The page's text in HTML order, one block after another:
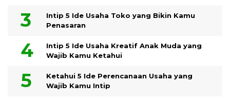
Intip 5 Ide Usaha Toko yang Bikin Kamu
Penasaran
Intip 5 Ide Usaha Kreatif Anak Muda yang
Wajib Kamu Ketahui
Ketahui 5 Ide Perencanaan Usaha yang
Wajib Kamu Intip